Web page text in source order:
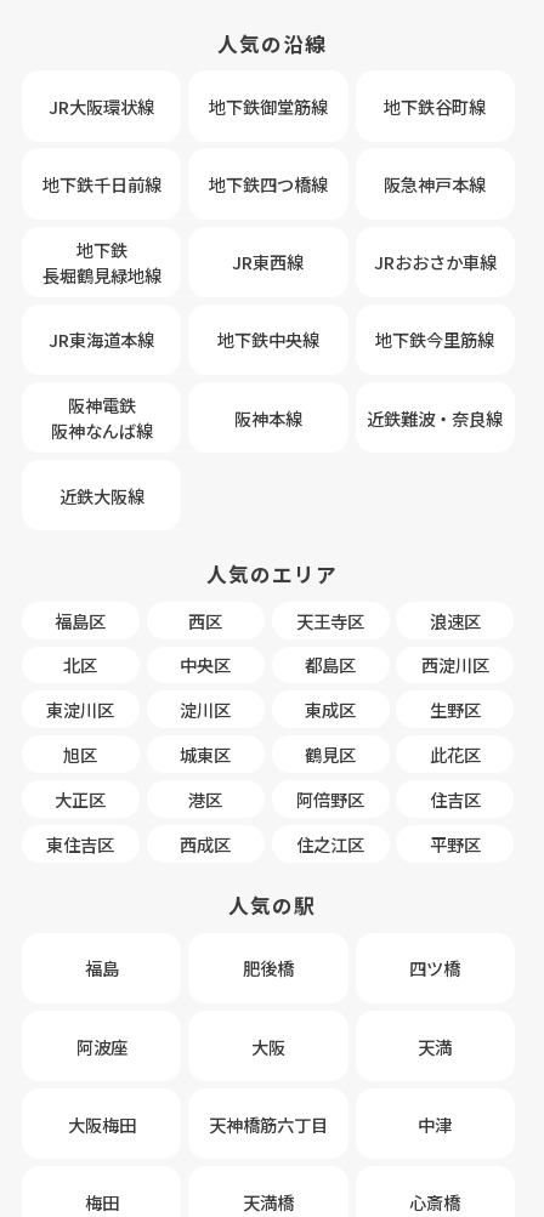
人気の沿線
JR大阪環状線 地下鉄御堂筋線 地下鉄谷町線
地下鉄千日前線 地下鉄四つ橋線 阪急神戸本線
地下鉄
長堀鶴見緑地線
JR東西線 JRおおさか車線
JR東海道本線 地下鉄中央線 地下鉄今里筋線
阪神電鉄
阪神なんば線
阪神本線 近鉄難波・奈良線
近鉄大阪線
人気のエリア
福島区 西区 天王寺区
浪速区
北区
中央区 都島区
西淀川区
東淀川区
淀川区 東成区
生野区
旭区
城東区 鶴見区
此花区
大正区
港区 阿倍野区
住吉区
東住吉区
西成区 住之江区 平野区
人気の駅
福島 肥後橋 四ツ橋
阿波座 大阪 天満
大阪梅田 天神橋筋六丁目 中津
梅田 天満橋 心斎橋